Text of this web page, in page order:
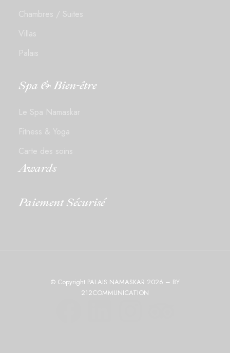
Chambres / Suites
Villas
Palais
Spa & Bien-être
Le Spa Namaskar
Fitness & Yoga
Carte des soins
Awards
Paiement Sécurisé
© Copyright PALAIS NAMASKAR 2026 – BY
212COMMUNICATION